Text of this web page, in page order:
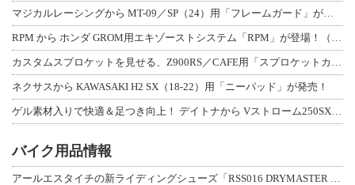
ネクサスから KAWASAKI H2 SX（18-22）用「ニーパッド」が発売！
バイク用品情報